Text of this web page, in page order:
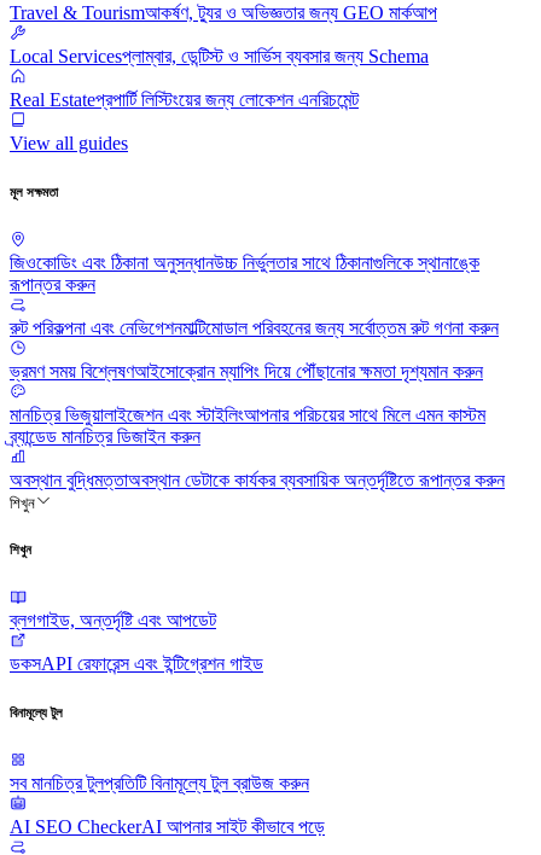
Travel & Tourismআকর্ষণ, ট্যুর ও অভিজ্ঞতার জন্য GEO মার্কআপ
Local Servicesপ্লাম্বার, ডেন্টিস্ট ও সার্ভিস ব্যবসার জন্য Schema
Real Estateপ্রপার্টি লিস্টিংয়ের জন্য লোকেশন এনরিচমেন্ট
View all guides
মূল সক্ষমতা
জিওকোডিং এবং ঠিকানা অনুসন্ধানউচ্চ নির্ভুলতার সাথে ঠিকানাগুলিকে স্থানাঙ্কে
রূপান্তর করুন
রুট পরিকল্পনা এবং নেভিগেশনমাল্টিমোডাল পরিবহনের জন্য সর্বোত্তম রুট গণনা করুন
ভ্রমণ সময় বিশ্লেষণআইসোক্রোন ম্যাপিং দিয়ে পৌঁছানোর ক্ষমতা দৃশ্যমান করুন
মানচিত্র ভিজুয়ালাইজেশন এবং স্টাইলিংআপনার পরিচয়ের সাথে মিলে এমন কাস্টম
ব্র্যান্ডেড মানচিত্র ডিজাইন করুন
অবস্থান বুদ্ধিমত্তাঅবস্থান ডেটাকে কার্যকর ব্যবসায়িক অন্তর্দৃষ্টিতে রূপান্তর করুন
শিখুন
শিখুন
ব্লগগাইড, অন্তর্দৃষ্টি এবং আপডেট
ডকসAPI রেফারেন্স এবং ইন্টিগ্রেশন গাইড
বিনামূল্যে টুল
সব মানচিত্র টুলপ্রতিটি বিনামূল্যে টুল ব্রাউজ করুন
AI SEO CheckerAI আপনার সাইট কীভাবে পড়ে